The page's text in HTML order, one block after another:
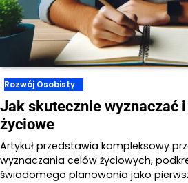
Rozwój Osobisty
Jak skutecznie wyznaczać
życiowe
Artykuł przedstawia kompleksowy
wyznaczania celów życiowych,
świadomego planowania jako